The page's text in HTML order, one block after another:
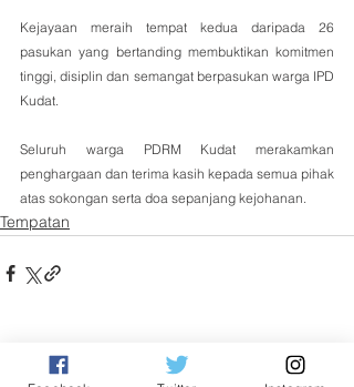
Kejayaan meraih tempat kedua daripada 26
pasukan yang bertanding membuktikan komitmen
tinggi, disiplin dan semangat berpasukan warga IPD
Kudat.
Seluruh warga PDRM Kudat merakamkan
penghargaan dan terima kasih kepada semua pihak
atas sokongan serta doa sepanjang kejohanan.
Tempatan
Related Posts